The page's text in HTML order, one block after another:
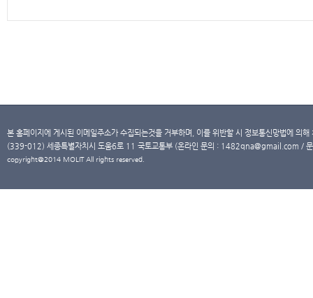
본 홈페이지에 게시된 이메일주소가 수집되는것을 거부하며, 이를 위반할 시 정보통신망법에 의
(339-012) 세종특별자치시 도움6로 11 국토교통부 (온라인 문의 : 1482qna@gmail.com /
copyright@2014 MOLIT All rights reserved.